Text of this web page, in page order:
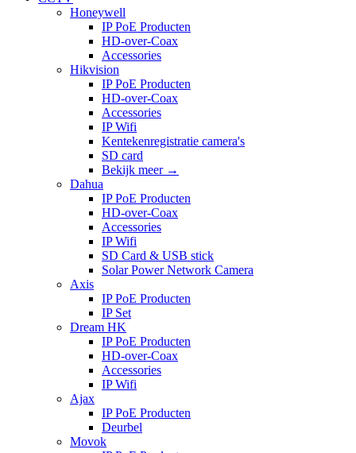
Honeywell
IP PoE Producten
HD-over-Coax
Accessories
Hikvision
IP PoE Producten
HD-over-Coax
Accessories
IP Wifi
Kentekenregistratie camera's
SD card
Bekijk meer →
Dahua
IP PoE Producten
HD-over-Coax
Accessories
IP Wifi
SD Card & USB stick
Solar Power Network Camera
Axis
IP PoE Producten
IP Set
Dream HK
IP PoE Producten
HD-over-Coax
Accessories
IP Wifi
Ajax
IP PoE Producten
Deurbel
Movok